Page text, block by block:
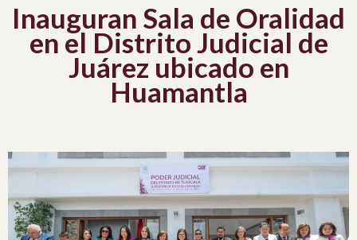
Inauguran Sala de Oralidad
en el Distrito Judicial de
Juárez ubicado en
Huamantla